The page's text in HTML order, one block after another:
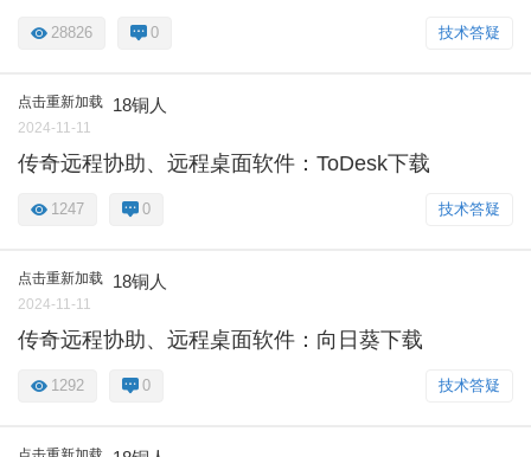
技术答疑
28826 0
点击重新加载 18铜人
2024-11-11
传奇远程协助、远程桌面软件：ToDesk下载
技术答疑
1247 0
点击重新加载 18铜人
2024-11-11
传奇远程协助、远程桌面软件：向日葵下载
技术答疑
1292 0